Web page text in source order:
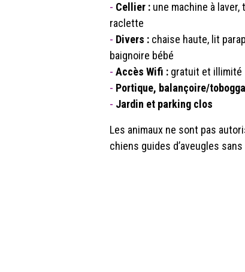
- Cellier : une machine à
raclette
- Divers : chaise haute, lit
baignoire bébé
- Accès Wifi : gratuit et illimité
- Portique, balançoire/
- Jardin et parking clos
Les animaux ne sont pas
chiens guides d’aveugles